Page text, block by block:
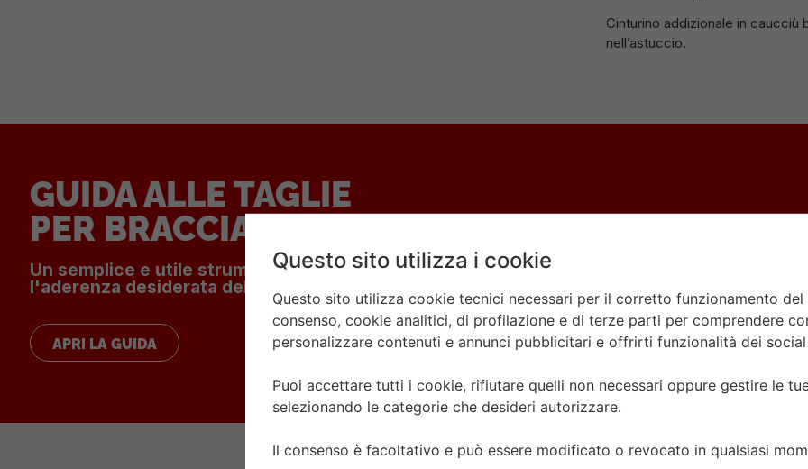
Cinturino addizionale in
nell’astuccio.
GUIDA ALLE TAGLIE
PER BRACCIALI TUDOR
Un semplice e utile strumento per determinare
l'aderenza desiderata del bracciale o cinturino.
APRI LA GUIDA
Questo sito utilizza i cookie
Questo sito utilizza cookie tecnici necessari per il corretto funzionamento
consenso, cookie analitici, di profilazione e di terze parti per comprendere
personalizzare contenuti e annunci pubblicitari e offrirti funzionalità dei social
Puoi accettare tutti i cookie, rifiutare quelli non necessari oppure gestire le
selezionando le categorie che desideri autorizzare.
Il consenso è facoltativo e può essere modificato o revocato in qualsiasi